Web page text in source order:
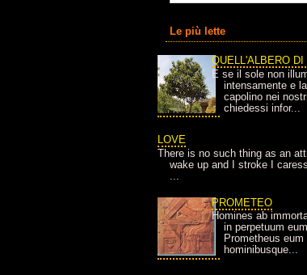
Le più lette
QUELL'ALBERO DI
E se il sole non
intensamente e
capolino nei
chiedessi infor...
LOVE
There is no such thing as an
wake up and I stroke I
...
PROMETEO
Homines ab
in perpetuum
Prometheus
hominibusque...